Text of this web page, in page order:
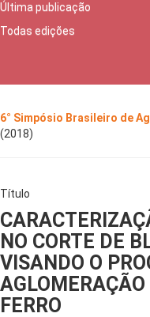
Última publicação
Todas edições
6° Simpósio Brasileiro de
(2018)
Título
NO CORTE DE
VISANDO O
FERRO